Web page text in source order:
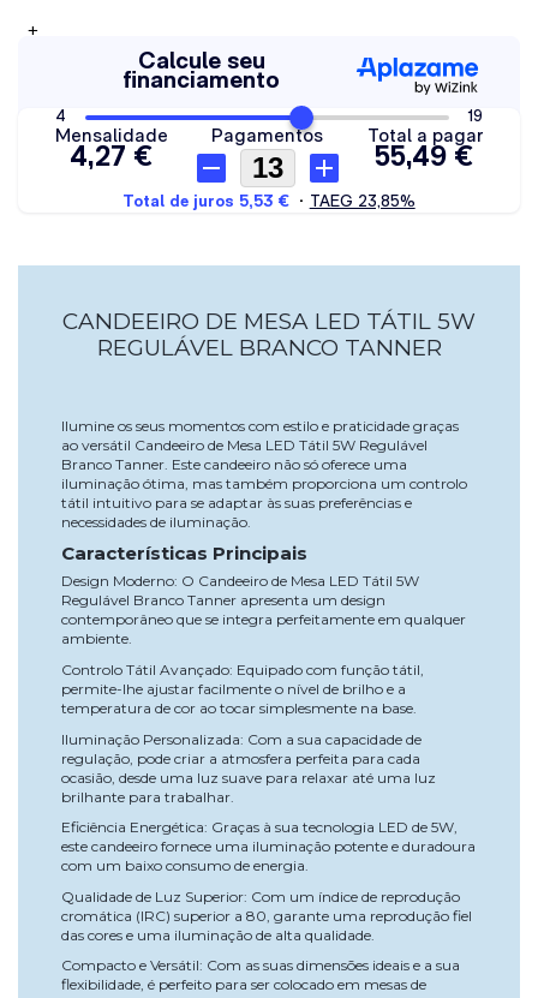
+
CANDEEIRO DE MESA LED TÁTIL 5W
REGULÁVEL BRANCO TANNER
Ilumine os seus momentos com estilo e praticidade graças
ao versátil Candeeiro de Mesa LED Tátil 5W Regulável
Branco Tanner. Este candeeiro não só oferece uma
iluminação ótima, mas também proporciona um controlo
tátil intuitivo para se adaptar às suas preferências e
necessidades de iluminação.
Características Principais
Design Moderno: O Candeeiro de Mesa LED Tátil 5W
Regulável Branco Tanner apresenta um design
contemporâneo que se integra perfeitamente em qualquer
ambiente.
Controlo Tátil Avançado: Equipado com função tátil,
permite-lhe ajustar facilmente o nível de brilho e a
temperatura de cor ao tocar simplesmente na base.
Iluminação Personalizada: Com a sua capacidade de
regulação, pode criar a atmosfera perfeita para cada
ocasião, desde uma luz suave para relaxar até uma luz
brilhante para trabalhar.
Eficiência Energética: Graças à sua tecnologia LED de 5W,
este candeeiro fornece uma iluminação potente e duradoura
com um baixo consumo de energia.
Qualidade de Luz Superior: Com um índice de reprodução
cromática (IRC) superior a 80, garante uma reprodução fiel
das cores e uma iluminação de alta qualidade.
Compacto e Versátil: Com as suas dimensões ideais e a sua
flexibilidade, é perfeito para ser colocado em mesas de